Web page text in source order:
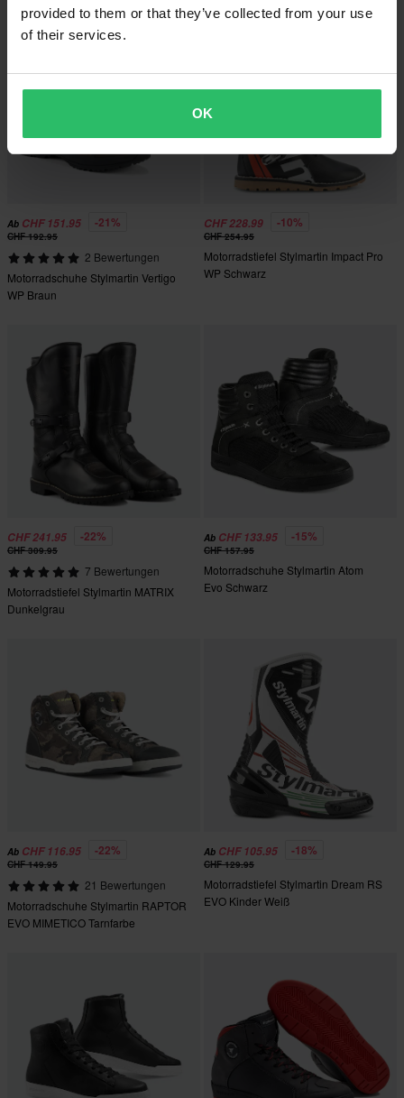
provided to them or that they’ve collected from your use
of their services.
OK
Ab CHF 151.95 -21%
CHF 192.95
2 Bewertungen
Motorradschuhe Stylmartin Vertigo
WP Braun
CHF 228.99 -10%
CHF 254.95
Motorradstiefel Stylmartin Impact Pro
WP Schwarz
CHF 241.95 -22%
CHF 309.95
7 Bewertungen
Motorradstiefel Stylmartin MATRIX
Dunkelgrau
Ab CHF 133.95 -15%
CHF 157.95
Motorradschuhe Stylmartin Atom
Evo Schwarz
Ab CHF 116.95 -22%
CHF 149.95
21 Bewertungen
Motorradschuhe Stylmartin RAPTOR
EVO MIMETICO Tarnfarbe
Ab CHF 105.95 -18%
CHF 129.95
Motorradstiefel Stylmartin Dream RS
EVO Kinder Weiß